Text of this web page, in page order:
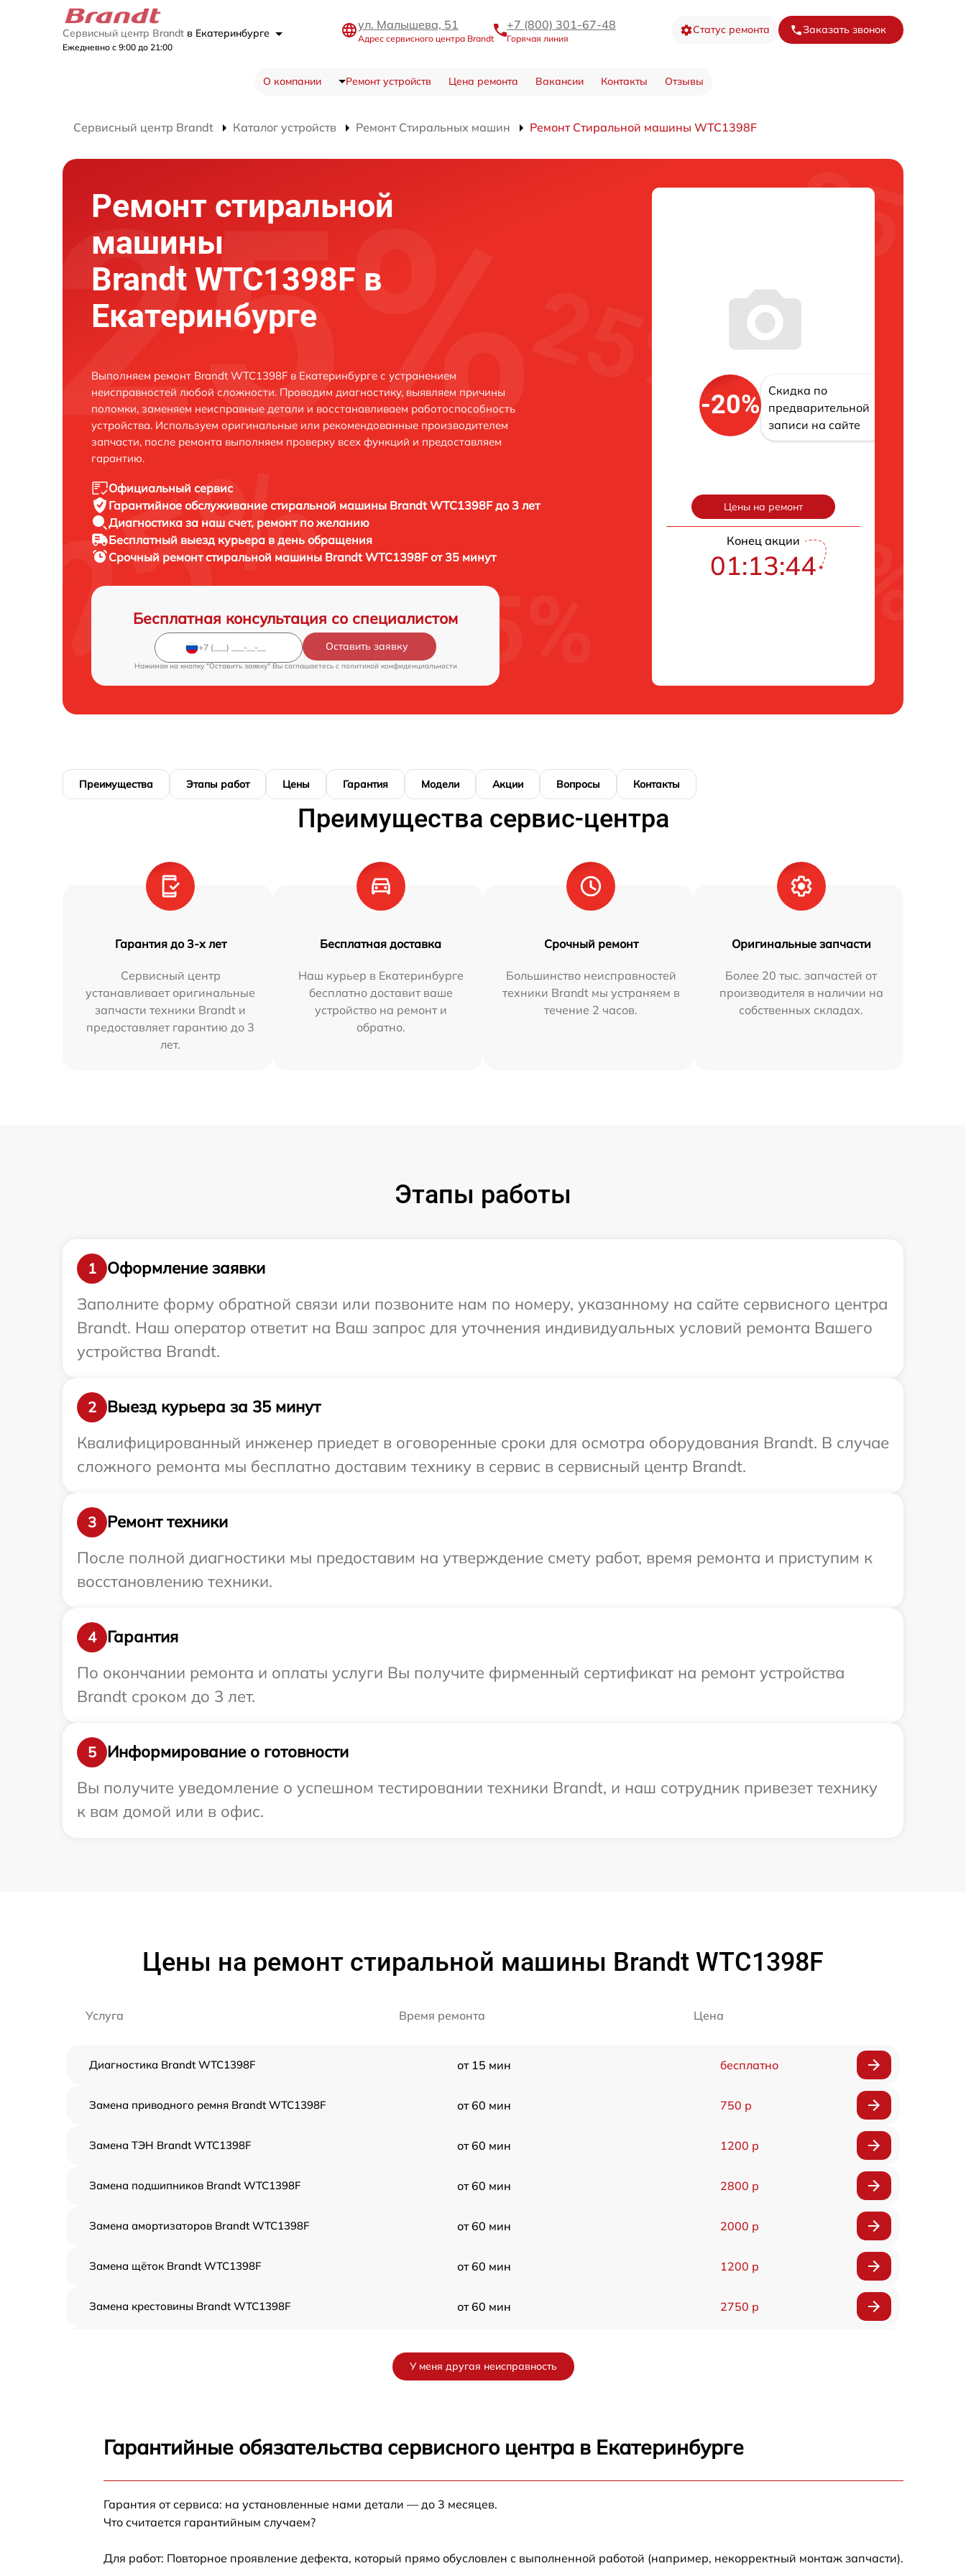
Сервисный центр Brandt в Екатеринбурге
Ежедневно с 9:00 до 21:00
ул. Малышева, 51
Адрес сервисного центра Brandt
+7 (800) 301-67-48
Горячая линия
Статус ремонта Заказать звонок
О компании Ремонт устройств Цена ремонта Вакансии Контакты Отзывы
Сервисный центр Brandt Каталог устройств Ремонт Стиральных машин Ремонт Стиральной машины WTC1398F
Ремонт стиральной
машины
Brandt WTC1398F в
Екатеринбурге
Выполняем ремонт Brandt WTC1398F в Екатеринбурге с устранением
неисправностей любой сложности. Проводим диагностику, выявляем причины
поломки, заменяем неисправные детали и восстанавливаем работоспособность
устройства. Используем оригинальные или рекомендованные производителем
запчасти, после ремонта выполняем проверку всех функций и предоставляем
гарантию.
Официальный сервис
Гарантийное обслуживание стиральной машины Brandt WTC1398F до 3 лет
Диагностика за наш счет, ремонт по желанию
Бесплатный выезд курьера в день обращения
Срочный ремонтстиральной машины Brandt WTC1398F от 35 минут
Бесплатная консультация со специалистом
Оставить заявку
Нажимая на кнопку "Оставить заявку" Вы соглашаетесь c политикой конфиденциальности
-20%
Скидка по
предварительной
записи на сайте
Цены на ремонт
Конец акции
01:13:43
Преимущества Этапы работ Цены Гарантия Модели Акции Вопросы Контакты
Преимущества сервис-центра
Гарантия до 3-х лет
Сервисный центр
устанавливает оригинальные
запчасти техники Brandt и
предоставляет гарантию до 3
лет.
Бесплатная доставка
Наш курьер в Екатеринбурге
бесплатно доставит ваше
устройство на ремонт и
обратно.
Срочный ремонт
Большинство неисправностей
техники Brandt мы устраняем в
течение 2 часов.
Оригинальные запчасти
Более 20 тыс. запчастей от
производителя в наличии на
собственных складах.
Этапы работы
1
Оформление заявки
Заполните форму обратной связи или позвоните нам по номеру, указанному на сайте сервисного центра
Brandt. Наш оператор ответит на Ваш запрос для уточнения индивидуальных условий ремонта Вашего
устройства Brandt.
2
Выезд курьера за 35 минут
Квалифицированный инженер приедет в оговоренные сроки для осмотра оборудования Brandt. В случае
сложного ремонта мы бесплатно доставим технику в сервис в сервисный центр Brandt.
3
Ремонт техники
После полной диагностики мы предоставим на утверждение смету работ, время ремонта и приступим к
восстановлению техники.
4
Гарантия
По окончании ремонта и оплаты услуги Вы получите фирменный сертификат на ремонт устройства
Brandt сроком до 3 лет.
5
Информирование о готовности
Вы получите уведомление о успешном тестировании техники Brandt, и наш сотрудник привезет технику
к вам домой или в офис.
Цены на ремонт стиральной машины Brandt WTC1398F
Услуга Время ремонта Цена
Диагностика Brandt WTC1398F от 15 мин бесплатно
Замена приводного ремня Brandt WTC1398F от 60 мин 750 р
Замена ТЭН Brandt WTC1398F от 60 мин 1200 р
Замена подшипников Brandt WTC1398F от 60 мин 2800 р
Замена амортизаторов Brandt WTC1398F от 60 мин 2000 р
Замена щёток Brandt WTC1398F от 60 мин 1200 р
Замена крестовины Brandt WTC1398F от 60 мин 2750 р
Ремонт/замена датчика температуры Brandt
Замена УБЛ Brandt WTC1398F от 60 мин
WTC1398F
У меня другая неисправность
Гарантийные обязательства сервисного центра в Екатеринбурге
Гарантия от сервиса: на установленные нами детали — до 3 месяцев.
Что считается гарантийным случаем?
Для работ: Повторное проявление дефекта, который прямо обусловлен с выполненной работой (например, некорректный монтаж запчасти).